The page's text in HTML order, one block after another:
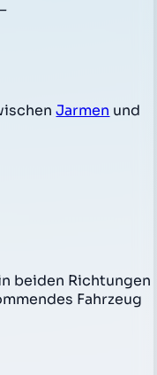
Jarmen und
beiden Richtungen
Fahrzeug